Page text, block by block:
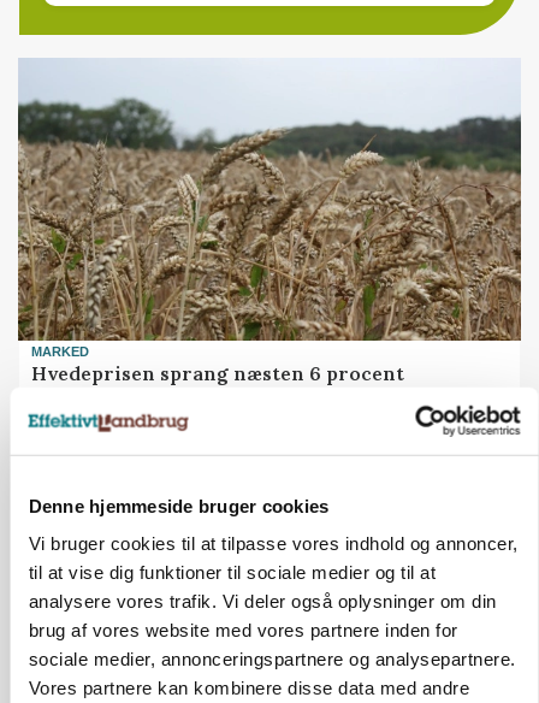
Denne hjemmeside bruger cookies
Vi bruger cookies til at tilpasse vores indhold og annoncer,
til at vise dig funktioner til sociale medier og til at
analysere vores trafik. Vi deler også oplysninger om din
brug af vores website med vores partnere inden for
sociale medier, annonceringspartnere og analysepartnere.
Vores partnere kan kombinere disse data med andre
MARKED
Hvedeprisen sprang næsten 6 procent